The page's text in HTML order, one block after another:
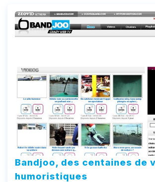
Bandjoo, des centaines de
humoristiques